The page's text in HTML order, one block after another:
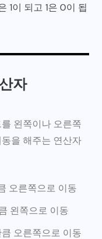
1이 되고 1은 0이 됩
자
왼쪽이나 오른쪽
을 해주는 연산자
오른쪽으로 이동
왼쪽으로 이동
오른쪽으로 이동